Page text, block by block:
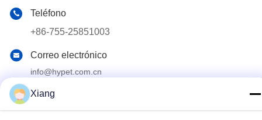
Teléfono
+86-755-25851003
Correo electrónico
info@hypet.com.cn
DIRECCIÓN
Habitación 2205 del edificio 4 de la calle BAGUA,
Xiang